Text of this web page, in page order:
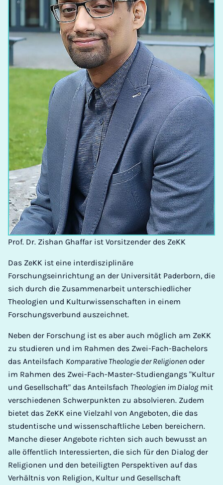
Prof. Dr. Zishan Ghaffar ist Vorsitzender des ZeKK
Das ZeKK ist eine interdisziplinäre
Forschungseinrichtung an der Universität Paderborn, die
sich durch die Zusammenarbeit unterschiedlicher
Theologien und Kulturwissenschaften in einem
Forschungsverbund auszeichnet.
Neben der Forschung ist es aber auch möglich am ZeKK
zu studieren und im Rahmen des Zwei-Fach-Bachelors
das Anteilsfach Komparative Theologie der Religionen oder
im Rahmen des Zwei-Fach-Master-Studiengangs "Kultur
und Gesellschaft" das Anteilsfach Theologien im Dialogmit
verschiedenen Schwerpunkten zu absolvieren. Zudem
bietet das ZeKK eine Vielzahl von Angeboten, die das
studentische und wissenschaftliche Leben bereichern.
Manche dieser Angebote richten sich auch bewusst an
alle öffentlich Interessierten, die sich für den Dialog der
Religionen und den beteiligten Perspektiven auf das
Verhältnis von Religion, Kultur und Gesellschaft